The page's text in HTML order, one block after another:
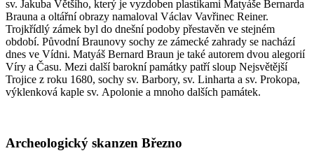
sv. Jakuba Většího, který je vyzdoben plastikami Matyáše Bernarda
Brauna a oltářní obrazy namaloval Václav Vavřinec Reiner.
Trojkřídlý zámek byl do dnešní podoby přestavěn ve stejném
období. Původní Braunovy sochy ze zámecké zahrady se nachází
dnes ve Vídni. Matyáš Bernard Braun je také autorem dvou alegorií
Víry a Času. Mezi další barokní památky patří sloup Nejsvětější
Trojice z roku 1680, sochy sv. Barbory, sv. Linharta a sv. Prokopa,
výklenková kaple sv. Apolonie a mnoho dalších památek.
Archeologický skanzen Březno